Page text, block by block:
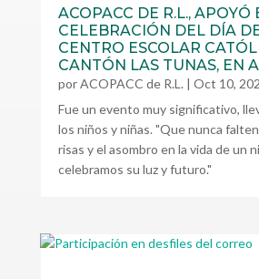
ACOPACC DE R.L., APOYÓ
CELEBRACIÓN DEL DÍA
CENTRO ESCOLAR
CANTÓN LAS TUNAS, EN
porACOPACC de R.L. | Oct 10,
Fue un evento muy significativo,
los niños y niñas. "Que nunca
risas y el asombro en la vida de un
celebramos su luz y futuro."